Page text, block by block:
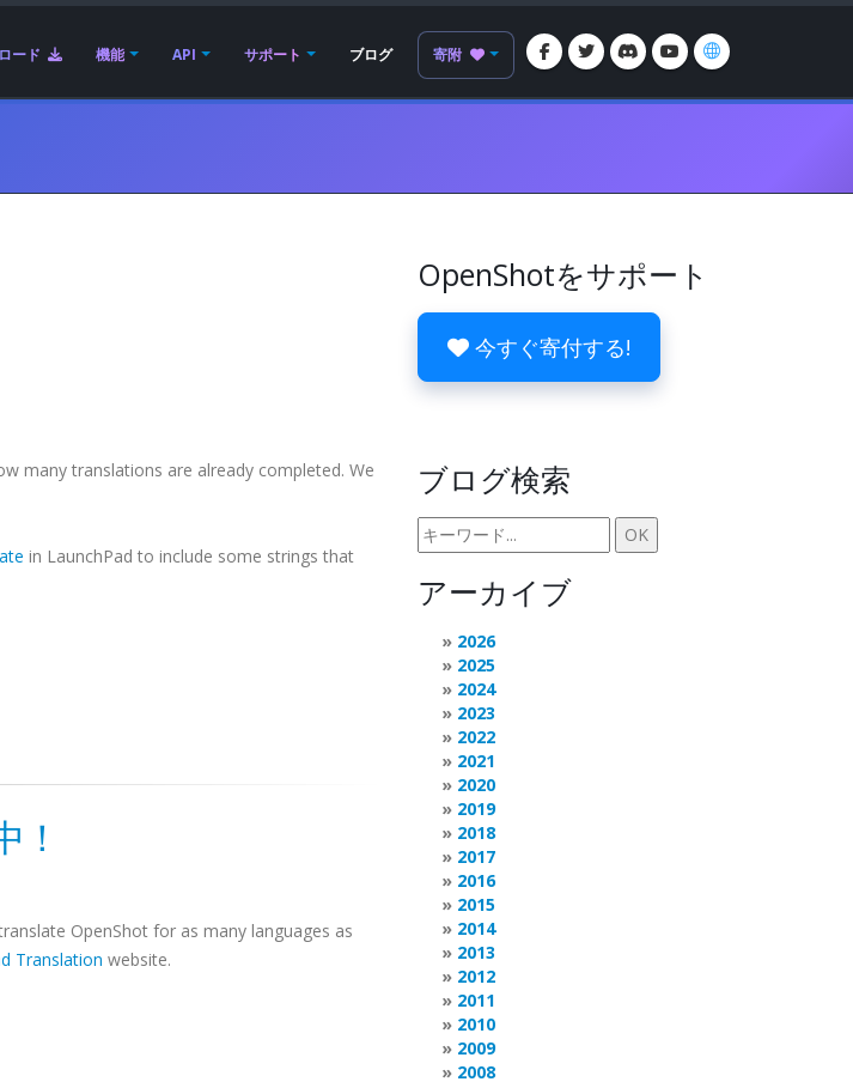
ード 機能 API サポート ブログ 寄附
many translations are already completed. We
in LaunchPad to include some strings that
！
OpenShot for as many languages as
Translation website.
OpenShotをサポート
今すぐ寄付する!
ブログ検索
アーカイブ
2026
2025
2024
2023
2022
2021
2020
2019
2018
2017
2016
2015
2014
2013
2012
2011
2010
2009
2008